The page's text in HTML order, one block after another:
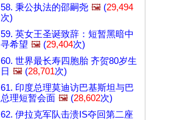
58. 秉公执法的邵嗣尧 🖼️ (29,494
次)
59. 英女王圣诞致辞：短暂黑暗中
寻希望 🖼️ (29,404次)
60. 世界最长寿四胞胎 齐贺80岁生
日 🖼️ (28,701次)
61. 印度总理莫迪访巴基斯坦与巴
总理短暂会面 🖼️ (28,602次)
62. 伊拉克军队击溃IS夺回第二座